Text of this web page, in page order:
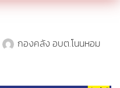
กองคลัง อบต.โนนหอม